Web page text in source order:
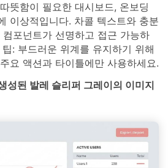
뜻함이 필요한 대시보드, 온보딩
이상적입니다. 차콜 텍스트와 충분
포넌트가 선명하고 접근 가능하
: 부드러운 위계를 유지하기 위해
요 액션과 타이틀에만 사용하세요.
성된 발레 슬리퍼 그레이의 이미지